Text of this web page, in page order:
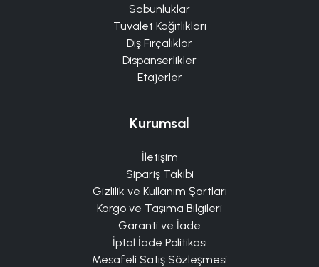
Sabunluklar
Tuvalet Kağıtlıkları
Diş Fırçalıklar
Dispanserlikler
Etajerler
Kurumsal
İletişim
Sipariş Takibi
Gizlilik ve Kullanım Şartları
Kargo ve Taşıma Bilgileri
Garanti ve İade
İptal İade Politikası
Mesafeli Satış Sözleşmesi